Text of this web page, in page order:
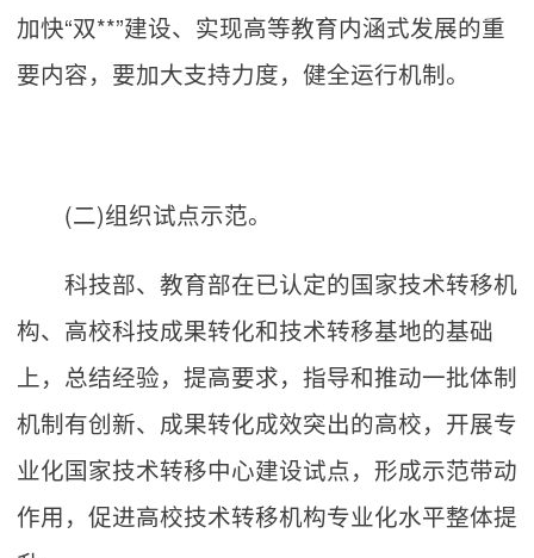
加快“双**”建设、实现高等教育内涵式发展的重
要内容，要加大支持力度，健全运行机制。
(二)组织试点示范。
科技部、教育部在已认定的国家技术转移机
构、高校科技成果转化和技术转移基地的基础
上，总结经验，提高要求，指导和推动一批体制
机制有创新、成果转化成效突出的高校，开展专
业化国家技术转移中心建设试点，形成示范带动
作用，促进高校技术转移机构专业化水平整体提